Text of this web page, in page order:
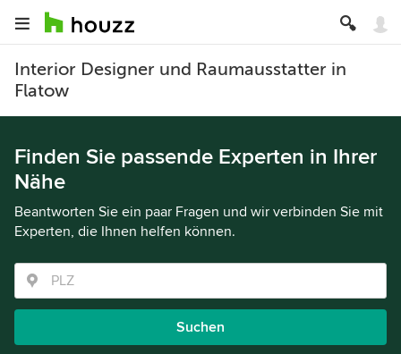
Interior Designer und Raumausstatter in
Flatow
Finden Sie passende Experten in Ihrer
Nähe
Beantworten Sie ein paar Fragen und wir verbinden Sie mit
Experten, die Ihnen helfen können.
Suchen